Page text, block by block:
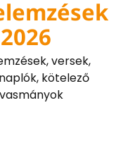
2026
versek,
kötelező